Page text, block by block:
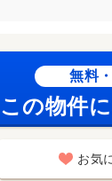
無料
この物件
お気